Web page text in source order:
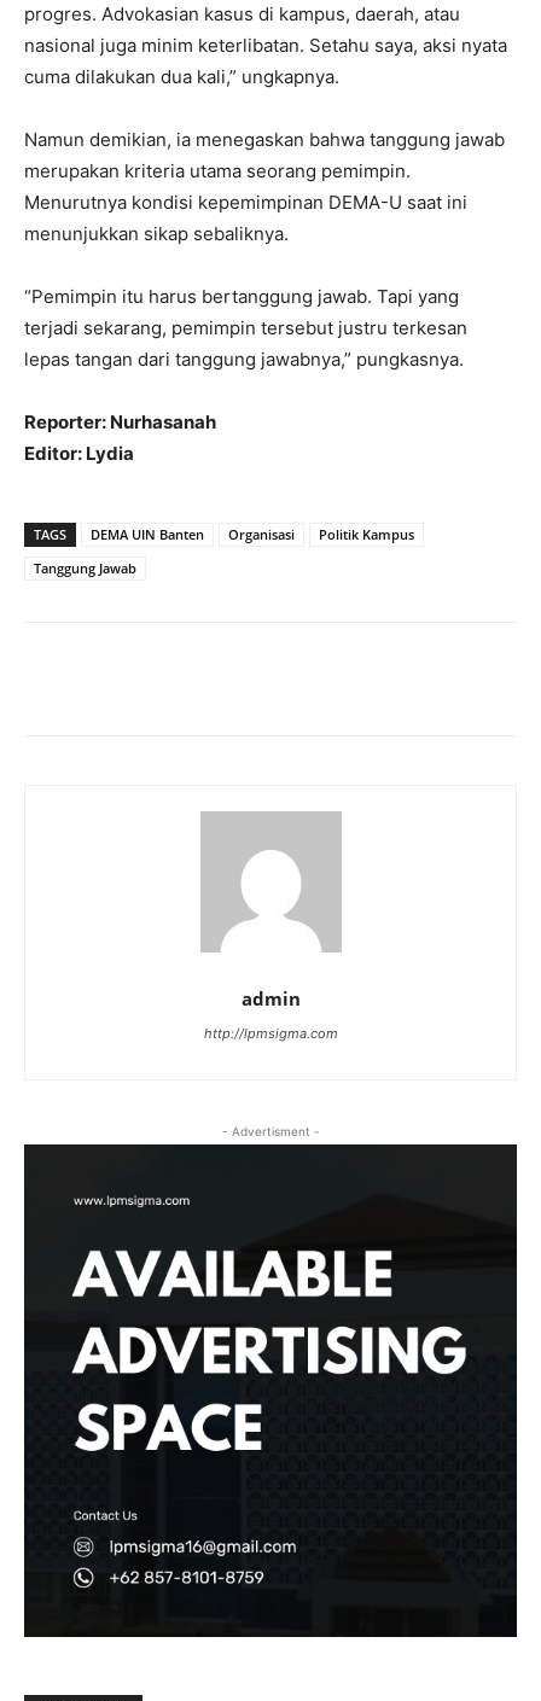
progres. Advokasian kasus di kampus, daerah, atau
nasional juga minim keterlibatan. Setahu saya, aksi nyata
cuma dilakukan dua kali,” ungkapnya.
Namun demikian, ia menegaskan bahwa tanggung jawab
merupakan kriteria utama seorang pemimpin.
Menurutnya kondisi kepemimpinan DEMA-U saat ini
menunjukkan sikap sebaliknya.
“Pemimpin itu harus bertanggung jawab. Tapi yang
terjadi sekarang, pemimpin tersebut justru terkesan
lepas tangan dari tanggung jawabnya,” pungkasnya.
Reporter: Nurhasanah
Editor: Lydia
TAGS DEMA UIN Banten Organisasi
Politik Kampus
Tanggung Jawab
admin
http://lpmsigma.com
- Advertisment -